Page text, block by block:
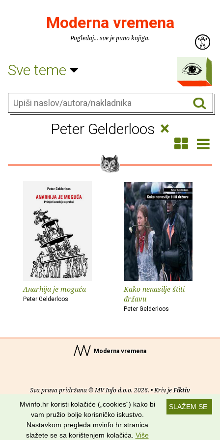
Moderna vremena
Pogledaj... sve je puno knjiga.
Sve teme
Peter Gelderloos ×
Anarhija je moguća
Peter Gelderloos
Kako nenasilje štiti
državu
Peter Gelderloos
Moderna vremena
Sva prava pridržana © MV Info d.o.o. 2026. • Kriv jeFiktiv
Uvjeti korištenja RSS kanali
Potraži nas na:
SLAŽEM SE
Mvinfo.hr koristi kolačiće („cookies“) kako bi
vam pružio bolje korisničko iskustvo.
Nastavkom pregleda mvinfo.hr stranica
slažete se sa korištenjem kolačića. Više